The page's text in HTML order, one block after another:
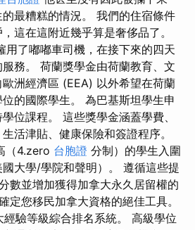
最糟糕的情況。 我們的住宿條件
這在這附近幾乎算是奢侈品了。
了嘟嘟車司機，在接下來的四天
務。 荷蘭獎學金由荷蘭教育、文
洲經濟區 (EEA) 以外希望在荷蘭
的國際學生。 為巴基斯坦學生申
位課程。 這些獎學金涵蓋學費、
活津貼、健康保險和簽證程序。
（4.zero 台胞證 分制）的學生入圍
大學/學院和聲明）。 遵循這些提
數並增加獲得加拿大永久居留權的
定您移民加拿大資格的絕佳工具。
經驗等級綜合排名系統。 高級學位